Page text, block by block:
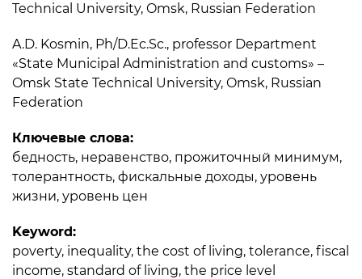
Technical University, Omsk, Russian Federation
A.D. Kosmin, Ph/D.Ec.Sc., professor Department
«State Municipal Administration and customs» –
Omsk State Technical University, Omsk, Russian
Federation
Ключевые слова:
бедность, неравенство, прожиточный минимум,
толерантность, фискальные доходы, уровень
жизни, уровень цен
Keyword:
poverty, inequality, the cost of living, tolerance, fiscal
income, standard of living, the price level